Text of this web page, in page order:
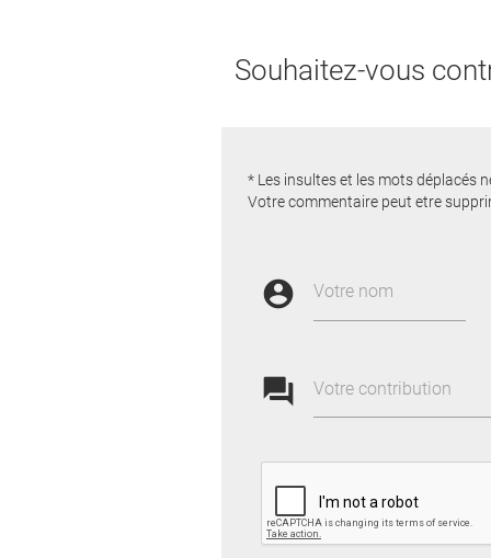
Souhaitez-vous
* Les insultes et les mots déplacés
Votre commentaire peut etre
account_circle Votre nom
forum Votre contribution